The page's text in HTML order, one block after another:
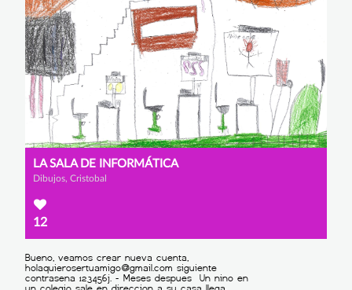
LA SALA DE INFORMÁTICA
Dibujos, Cristobal
12